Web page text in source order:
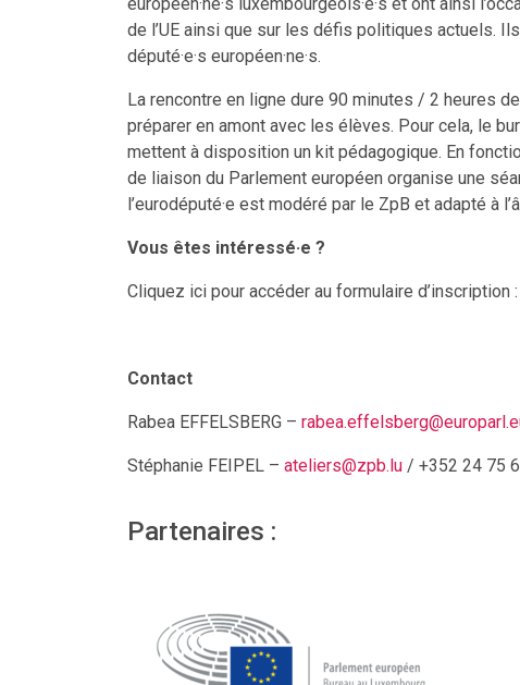
de l’UE ainsi que sur les défis politiques actuels.
député·e·s européen·ne·s.
La rencontre en ligne dure 90 minutes / 2 heures
préparer en amont avec les élèves. Pour cela, le
mettent à disposition un kit pédagogique. En
de liaison du Parlement européen organise une
l’eurodéputé·e est modéré par le ZpB et adapté à
Vous êtes intéressé·e ?
Cliquez ici pour accéder au formulaire d’inscription :
Contact
Rabea EFFELSBERG –
Stéphanie FEIPEL – ateliers@zpb.lu / +352 24 75
Partenaires :